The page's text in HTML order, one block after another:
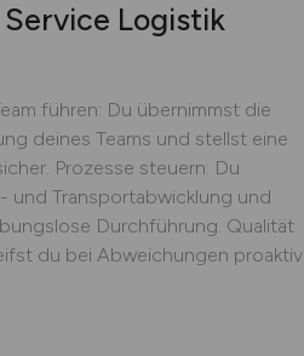
Logistik
führen: Du übernimmst die
deines Teams und stellst eine
Prozesse steuern: Du
und Transportabwicklung und
Durchführung. Qualität
du bei Abweichungen proaktiv